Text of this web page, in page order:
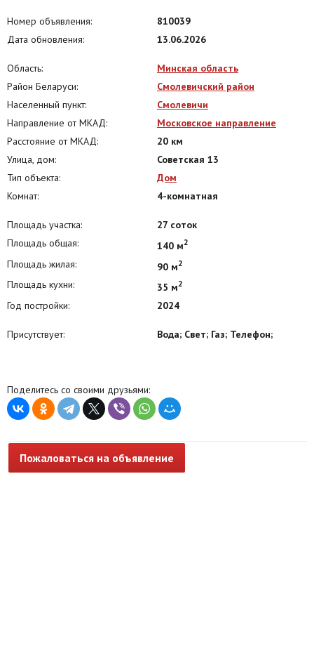
Номер объявления:
810039
Дата обновления:
13.06.2026
Область:
Минская область
Район Беларуси:
Смолевичский район
Населенный пункт:
Смолевичи
Направление от МКАД:
Московское направление
Расстояние от МКАД:
20 км
Улица, дом:
Советская 13
Тип объекта:
Дом
Комнат:
4-комнатная
Площадь участка:
27 соток
Площадь общая:
140 м2
Площадь жилая: 90 м2
Площадь кухни: 35 м2
Год постройки: 2024
Присутствует: Вода; Свет; Газ; Телефон;
Поделитесь со своими друзьями:
Пожаловаться на объявление